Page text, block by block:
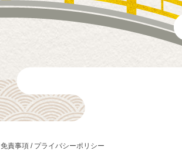
免責事項 / プライバシーポリシー